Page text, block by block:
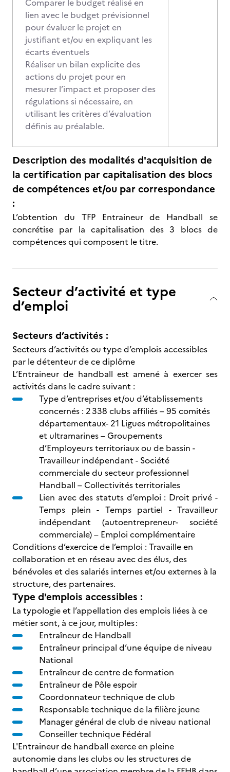
Comparer le budget réalisé en
lien avec le budget prévisionnel
pour évaluer le projet en
justifiant et/ou en expliquant les
écarts éventuels
Réaliser un bilan explicite des
actions du projet pour en
mesurer l’impact et proposer des
régulations si nécessaire, en
utilisant les critères d’évaluation
définis au préalable.
Description des modalités d'acquisition de
la certification par capitalisation des blocs
de compétences et/ou par correspondance
:
L’obtention du TFP Entraineur de Handball se
concrétise par la capitalisation des 3 blocs de
compétences qui composent le titre.
Secteur d’activité et type
d’emploi
Secteurs d’activités :
Secteurs d’activités ou type d’emplois accessibles
par le détenteur de ce diplôme
L’Entraineur de handball est amené à exercer ses
activités dans le cadre suivant :
Type d’entreprises et/ou d’établissements
concernés : 2 338 clubs affiliés – 95 comités
départementaux- 21 Ligues métropolitaines
et ultramarines – Groupements
d’Employeurs territoriaux ou de bassin -
Travailleur indépendant - Société
commerciale du secteur professionnel
Handball – Collectivités territoriales
Lien avec des statuts d’emploi : Droit privé -
Temps plein - Temps partiel - Travailleur
indépendant (autoentrepreneur- société
commerciale) – Emploi complémentaire
Conditions d’exercice de l’emploi : Travaille en
collaboration et en réseau avec des élus, des
bénévoles et des salariés internes et/ou externes à la
structure, des partenaires.
Type d'emplois accessibles :
La typologie et l’appellation des emplois liées à ce
métier sont, à ce jour, multiples :
Entraîneur de Handball
Entraîneur principal d’une équipe de niveau
National
Entraîneur de centre de formation
Entraîneur de Pôle espoir
Coordonnateur technique de club
Responsable technique de la filière jeune
Manager général de club de niveau national
Conseiller technique Fédéral
L'Entraineur de handball exerce en pleine
autonomie dans les clubs ou les structures de